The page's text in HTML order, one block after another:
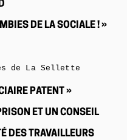
DE LA SOCIALE ! »
de La Sellette
PATENT »
ET UN CONSEIL
DES TRAVAILLEURS